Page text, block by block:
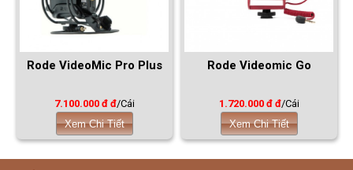
Rode VideoMic Pro Plus
7.100.000 đ đ/Cái
Xem Chi Tiết
Rode Videomic Go
1.720.000 đ đ/Cái
Xem Chi Tiết